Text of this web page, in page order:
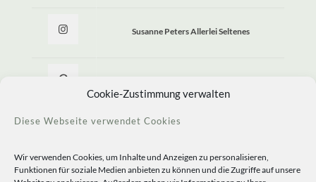
Cookie-Zustimmung verwalten
Diese Webseite verwendet Cookies
Wir verwenden Cookies, um Inhalte und Anzeigen zu personalisieren,
Funktionen für soziale Medien anbieten zu können und die Zugriffe auf unsere
Susanne Peters Allerlei Seltenes